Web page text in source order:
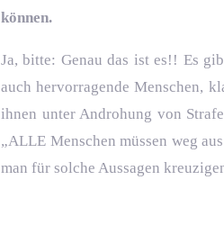
können.
Ja, bitte: Genau das ist es!! Es
auch hervorragende Menschen,
ihnen unter Androhung von
„ALLE Menschen müssen weg
man für solche Aussagen